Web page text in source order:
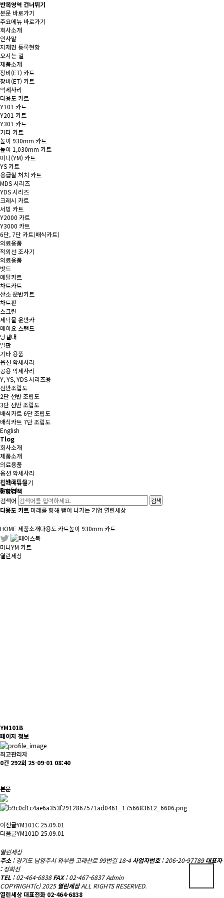
반복영역 건너뛰기
본문 바로가기
주요메뉴 바로가기
회사소개
인사말
지재권 등록현황
오시는 길
제품소개
장비(ET) 카트
장비(ET) 카트
악세사리
다용도 카트
Y101 카트
Y201 카트
Y301 카트
기타 카트
높이 930mm 카트
높이 1,030mm 카트
미니(YM) 카트
YS 카트
응급실 처치 카트
MDS 시리즈
YDS 시리즈
크레시 카트
서빙 카트
Y2000 카트
Y3000 카트
6단, 7단 카트(배식카트)
의료용품
적외선 조사기
의료용품
밧드
메탈카트
차트카트
산소 운반카트
차트판
스크린
세탁물 운반카
메이요 스탠드
닝겔대
발판
기타 용품
옵션 악세사리
공용 악세사리
Y, YS, YDS 시리즈용
선반조립도
2단 선반 조립도
3단 선반 조립도
배식카트 6단 조립도
배식카트 7단 조립도
English
Tlog
회사소개
제품소개
의료용품
옵션 악세사리
선반조립도
English
전체메뉴열기
통합검색
검색어
다용도 카트 미래를 향해 뻗어 나가는 기업 열린세상
HOME 제품소개다용도 카트높이 930mm 카트
미니YM 카트
열린세상
YM101B
페이지 정보
최고관리자
0건 292회 25-09-01 08:40
본문
이전글YM101C25.09.01
다음글YM101D 25.09.01
열린세상
주소 : 경기도 남양주시 와부읍 고래산로 99번길 18-4 사업자번호 :206-20-97789 대표자
: 정희선
TEL :02-464-6838 FAX :02-467-6837Admin
COPYRIGHT(c) 2025 열린세상ALL RIGHTS RESERVED.
열린세상 대표전화 02-464-6838